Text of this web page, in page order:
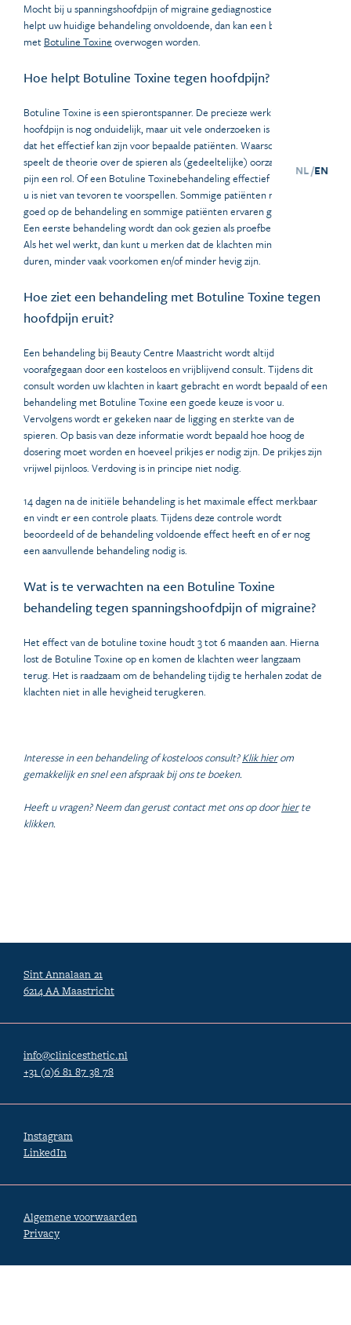
NL /EN
Mocht bij u spanningshoofdpijn of migraine gediagnosticeerd zijn, en
helpt uw huidige behandeling onvoldoende, dan kan een behandeling
met Botuline Toxine overwogen worden.
Hoe helpt Botuline Toxine tegen hoofdpijn?
Botuline Toxine is een spierontspanner. De precieze werking op de
hoofdpijn is nog onduidelijk, maar uit vele onderzoeken is gebleken
dat het effectief kan zijn voor bepaalde patiënten. Waarschijnlijk
speelt de theorie over de spieren als (gedeeltelijke) oorzaak van de
pijn een rol. Of een Botuline Toxinebehandeling effectief zal zijn voor
u is niet van tevoren te voorspellen. Sommige patiënten reageren erg
goed op de behandeling en sommige patiënten ervaren geen verschil.
Een eerste behandeling wordt dan ook gezien als proefbehandeling.
Als het wel werkt, dan kunt u merken dat de klachten minder lang
duren, minder vaak voorkomen en/of minder hevig zijn.
Hoe ziet een behandeling met Botuline Toxine tegen
hoofdpijn eruit?
Een behandeling bij Beauty Centre Maastricht wordt altijd
voorafgegaan door een kosteloos en vrijblijvend consult. Tijdens dit
consult worden uw klachten in kaart gebracht en wordt bepaald of een
behandeling met Botuline Toxine een goede keuze is voor u.
Vervolgens wordt er gekeken naar de ligging en sterkte van de
spieren. Op basis van deze informatie wordt bepaald hoe hoog de
dosering moet worden en hoeveel prikjes er nodig zijn. De prikjes zijn
vrijwel pijnloos. Verdoving is in principe niet nodig.
14 dagen na de initiële behandeling is het maximale effect merkbaar
en vindt er een controle plaats. Tijdens deze controle wordt
beoordeeld of de behandeling voldoende effect heeft en of er nog
een aanvullende behandeling nodig is.
Wat is te verwachten na een Botuline Toxine
behandeling tegen spanningshoofdpijn of migraine?
Het effect van de botuline toxine houdt 3 tot 6 maanden aan. Hierna
lost de Botuline Toxine op en komen de klachten weer langzaam
terug. Het is raadzaam om de behandeling tijdig te herhalen zodat de
klachten niet in alle hevigheid terugkeren.
Interesse in een behandeling of kosteloos consult?Klik hierom
gemakkelijk en snel een afspraak bij ons te boeken.
Heeft u vragen? Neem dan gerust contact met ons op doorhierte
klikken.
Sint Annalaan 21
6214 AA Maastricht
info@clinicesthetic.nl
+31 (0)6 81 87 38 78
Instagram
LinkedIn
Algemene voorwaarden
Privacy